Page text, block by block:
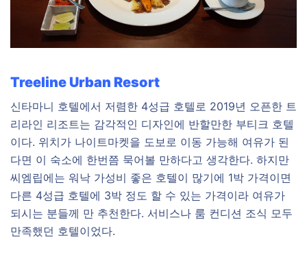
Treeline Urban Resort
신타마니 호텔에서 저렴한 4성급 호텔로 2019년 오픈한 트
리라인 리조트는 감각적인 디자인에 반할만한 부티크 호텔
이다. 위치가 나이트마켓을 도보로 이동 가능해 여유가 된
다면 이 숙소에 한번쯤 묵어볼 만하다고 생각한다. 하지만
씨엠립에는 워낙 가성비 좋은 호텔이 많기에 1박 가격이면
다른 4성급 호텔에 3박 정도 할 수 있는 가격이라 여유가
되시는 분들께 만 추천한다. 서비스나 룸 컨디션 조식 모두
만족했던 호텔이었다.